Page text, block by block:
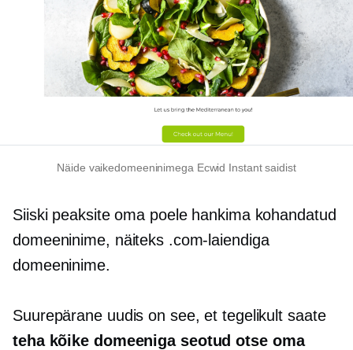
Näide vaikedomeeninimega Ecwid Instant saidist
Siiski peaksite oma poele hankima kohandatud
domeeninime, näiteks .com-laiendiga
domeeninime.
Suurepärane uudis on see, et tegelikult saate
teha kõike domeeniga seotud otse oma